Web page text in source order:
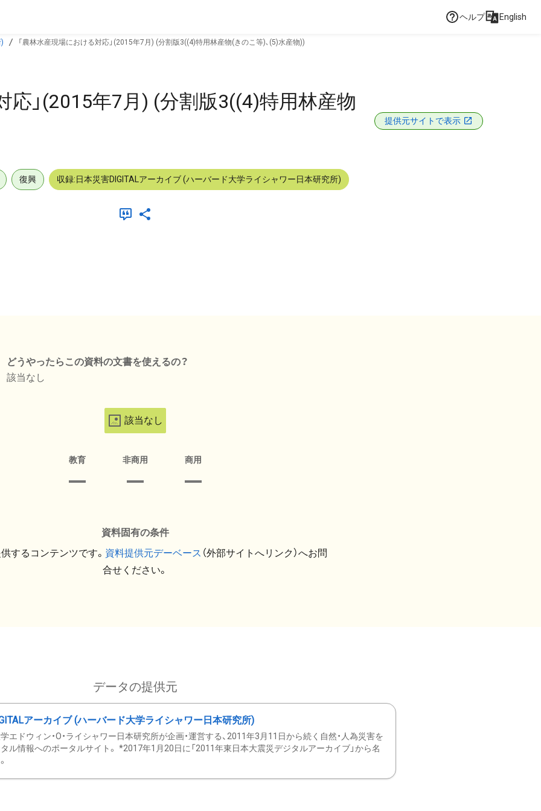
ヘルプ English
「農林水産現場における対応」(2015年7月) (分割版3((4)特用林産物(きのこ等)､(5)水産物))
応」(2015年7月) (分割版3((4)特用林産物
提供元サイトで表示
復興 収録:日本災害DIGITALアーカイブ (ハーバード大学ライシャワー日本研究所)
どうやったらこの資料の文書を使えるの？
該当なし
該当なし
教育 非商用 商用
資料固有の条件
するコンテンツです。 資料提供元デーベース （外部サイトへリンク）へお問
合せください。
データの提供元
アーカイブ (ハーバード大学ライシャワー日本研究所)
エドウィン・O・ライシャワー日本研究所が企画・運営する、2011年3月11日から続く自然・人為災害を
ル情報へのポータルサイト。 *2017年1月20日に「2011年東日本大震災デジタルアーカイブ」から名